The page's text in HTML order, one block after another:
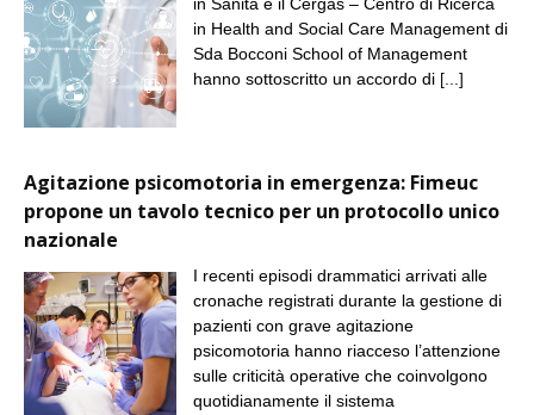
in Sanità e il Cergas – Centro di Ricerca
in Health and Social Care Management di
Sda Bocconi School of Management
hanno sottoscritto un accordo di [...]
Agitazione psicomotoria in emergenza: Fimeuc
propone un tavolo tecnico per un protocollo unico
nazionale
I recenti episodi drammatici arrivati alle
cronache registrati durante la gestione di
pazienti con grave agitazione
psicomotoria hanno riacceso l’attenzione
sulle criticità operative che coinvolgono
quotidianamente il sistema